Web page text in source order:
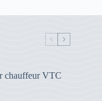
chauffeur VTC